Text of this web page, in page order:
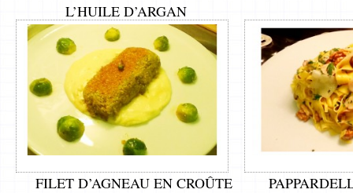
L’HUILE D’ARGAN
FILET D’AGNEAU EN CROÛTE